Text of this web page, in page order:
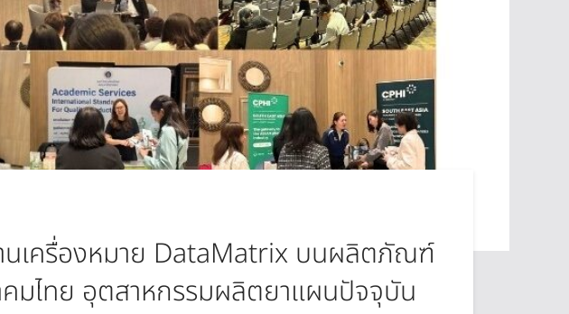
านเครื่องหมาย DataMatrix บนผลิตภัณฑ์
คมไทย อุตสาหกรรมผลิตยาแผนปัจจุบัน